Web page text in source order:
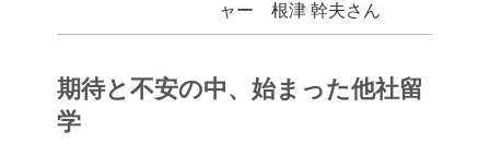
ャー 根津 幹夫さん
期待と不安の中、始まった他社留
学